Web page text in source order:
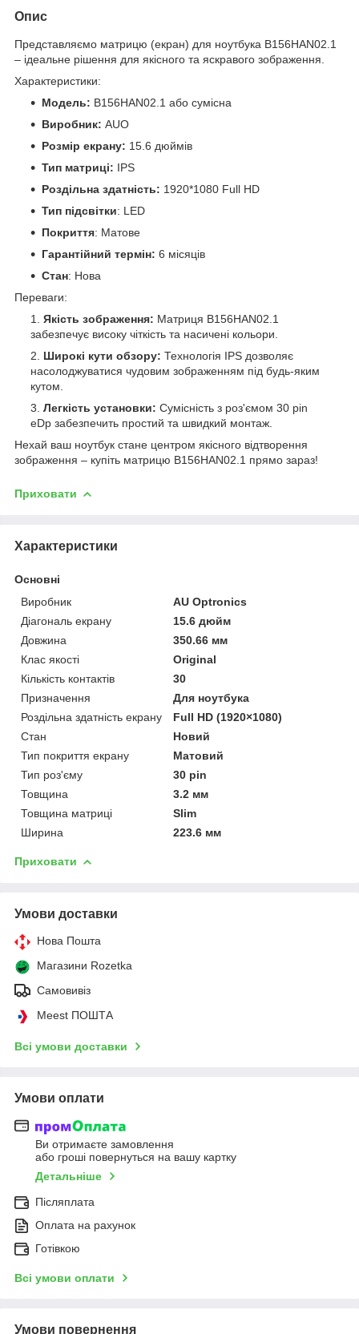
Опис
Представляємо матрицю (екран) для ноутбука B156HAN02.1
– ідеальне рішення для якісного та яскравого зображення.
Характеристики:
Модель: B156HAN02.1 або сумісна
Виробник: AUO
Розмір екрану: 15.6 дюймів
Тип матриці: IPS
Роздільна здатність: 1920*1080 Full HD
Тип підсвітки: LED
Покриття: Матове
Гарантійний термін: 6 місяців
Стан: Нова
Переваги:
Якість зображення: Матриця B156HAN02.1
забезпечує високу чіткість та насичені кольори.
Широкі кути обзору: Технологія IPS дозволяє
насолоджуватися чудовим зображенням під будь-яким
кутом.
Легкість установки: Сумісність з роз'ємом 30 pin
eDp забезпечить простий та швидкий монтаж.
Нехай ваш ноутбук стане центром якісного відтворення
зображення – купіть матрицю B156HAN02.1 прямо зараз!
Приховати
Характеристики
Основні
Виробник
AU Optronics
Діагональ екрану
15.6 дюйм
Довжина
350.66 мм
Клас якості
Original
Кількість контактів
30
Призначення
Для ноутбука
Роздільна здатність екрану
Full HD (1920×1080)
Стан
Новий
Тип покриття екрану
Матовий
Тип роз'єму
30 pin
Товщина
3.2 мм
Товщина матриці
Slim
Ширина
223.6 мм
Приховати
Умови доставки
Нова Пошта
Магазини Rozetka
Самовивіз
Meest ПОШТА
Всі умови доставки
Умови оплати
Ви отримаєте замовлення
або гроші повернуться на вашу картку
Детальніше
Післяплата
Оплата на рахунок
Готівкою
Всі умови оплати
Умови повернення